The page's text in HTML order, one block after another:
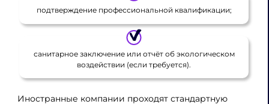
подтверждение профессиональной квалификации;
санитарное заключение или отчёт об экологическом
воздействии (если требуется).
Иностранные компании проходят стандартную